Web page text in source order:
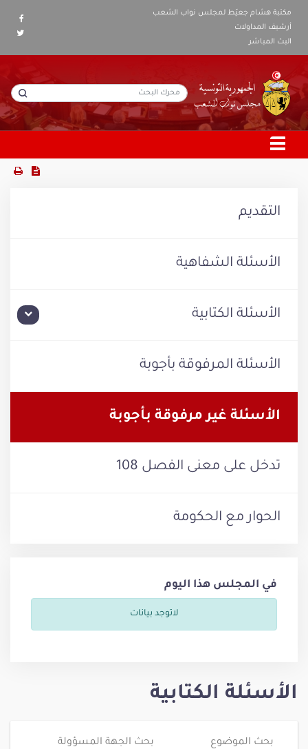
مكتبة هشام جعيّط لمجلس نواب الشعب
أرشيف المداولات
البث المباشر
التقديم
الأسئلة الشفاهية
الأسئلة الكتابية
الأسئلة المرفوقة بأجوبة
الأسئلة غير مرفوقة بأجوبة
تدخل على معنى الفصل 108
الحوار مع الحكومة
في المجلس هذا اليوم
لاتوجد بيانات
الأسئلة الكتابية
بحث الموضوع بحث الجهة المسؤولة